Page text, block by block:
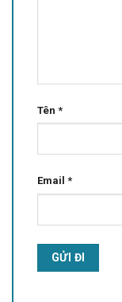
Tên *
Email *